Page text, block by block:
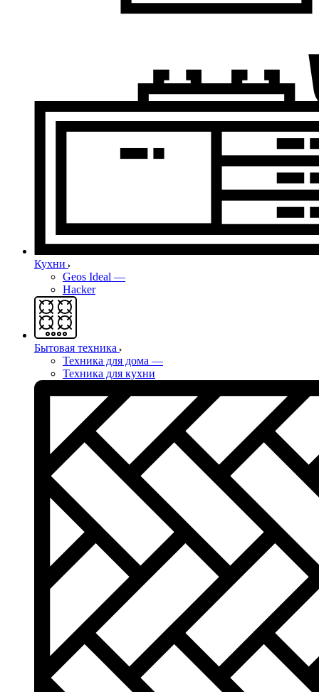
Кухни
Geos Ideal —
Hacker
Бытовая техника
Техника для дома —
Техника для кухни